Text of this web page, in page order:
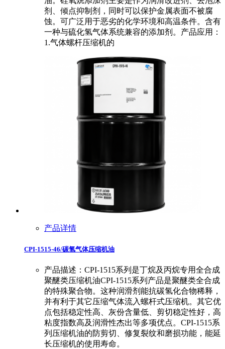
剂、倾点抑制剂，同时可以保护金属表面不被腐
蚀。可广泛用于恶劣的化学环境和高温条件。含有
一种与硫化氢气体系统兼容的添加剂。产品应用：
1.气体螺杆压缩机的
产品详情
CPI-1515-46/碳氢气体压缩机油
产品描述：CPI-1515系列是丁烷及丙烷专用全合成
聚醚类压缩机油CPI-1515系列产品是聚醚类全合成
的特殊聚合物。这种润滑剂能抗碳氢化合物稀释，
并有利于其它压缩气体流入螺杆式压缩机。其它优
点包括稳定性高、灰份含量低、剪切稳定性好，高
粘度指数高及润滑性杰出等多项优点。CPI-1515系
列压缩机油的防剪切、修复裂纹和磨损功能，能延
长压缩机的使用寿命。